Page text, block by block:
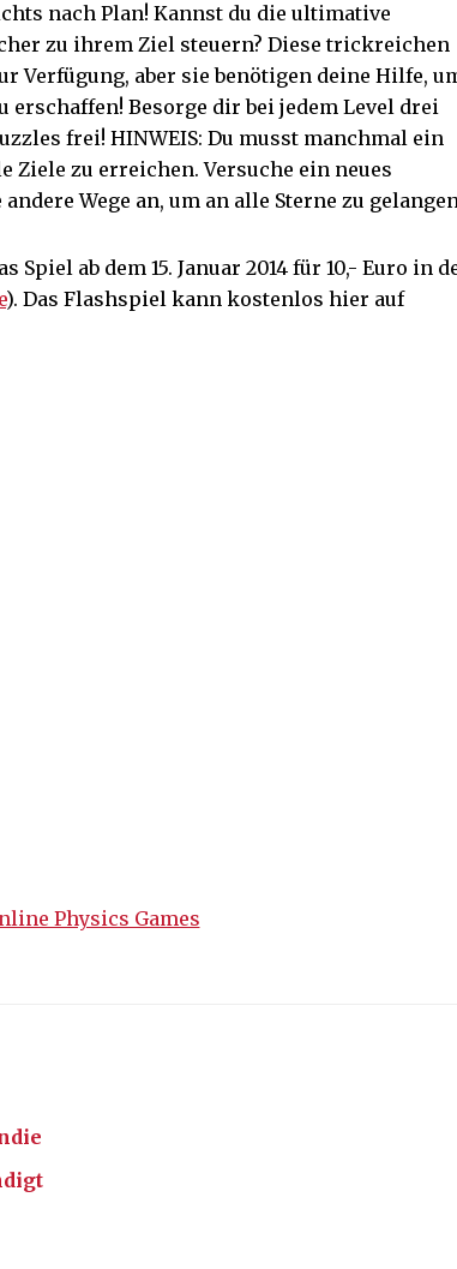
nach Plan! Kannst du die ultimative
zu ihrem Ziel steuern? Diese trickreichen
Verfügung, aber sie benötigen deine Hilfe,
Besorge dir bei jedem Level drei
frei! HINWEIS: Du musst manchmal ein
Ziele zu erreichen. Versuche ein neues
Wege an, um an alle Sterne zu
Spiel ab dem 15. Januar 2014 für 10,- Euro in
). Das Flashspiel kann kostenlos hier auf
Physics Games